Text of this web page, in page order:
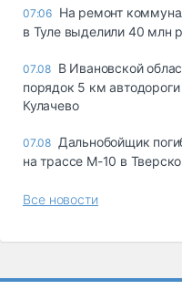
07:06 На ремонт
в Туле выделили 40 млн
07.08 В Ивановской
порядок 5 км
Кулачево
07.08 Дальнобойщик
на трассе М-10 в
Все новости